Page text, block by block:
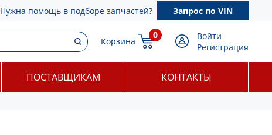
Нужна помощь в подборе запчастей? Запрос по VIN
Корзина
0
Войти
Регистрация
ПОСТАВЩИКАМ КОНТАКТЫ